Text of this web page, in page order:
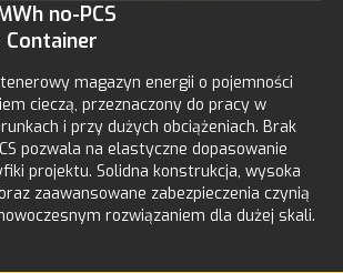
no-PCS
Container
magazyn energii o pojemności
cieczą, przeznaczony do pracy w
i przy dużych obciążeniach. Brak
pozwala na elastyczne dopasowanie
projektu. Solidna konstrukcja, wysoka
zaawansowane zabezpieczenia czynią
rozwiązaniem dla dużej skali.